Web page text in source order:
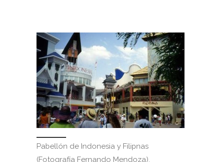
Pabellón de Indonesia y Filipnas
(Fotografía Fernando Mendoza).